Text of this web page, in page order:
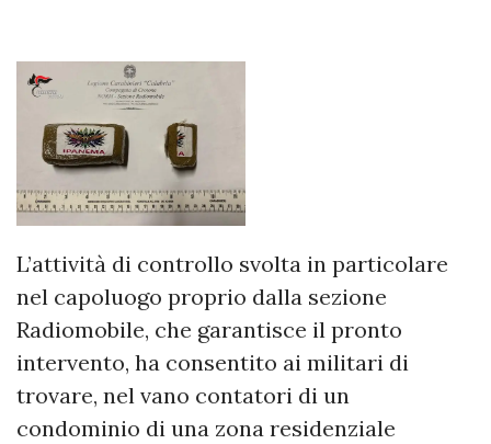
L’attività di controllo svolta in particolare
nel capoluogo proprio dalla sezione
Radiomobile, che garantisce il pronto
intervento, ha consentito ai militari di
trovare, nel vano contatori di un
condominio di una zona residenziale